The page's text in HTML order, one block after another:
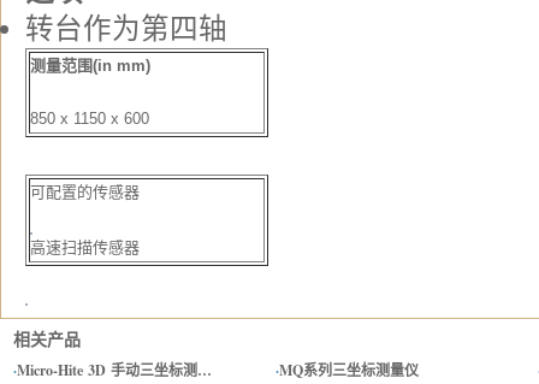
转台作为第四轴
测量范围(in mm)
850 x 1150 x 600
可配置的传感器
高速扫描传感器
相关产品
·Micro-Hite 3D 手动三坐标测… ·MQ系列三坐标测量仪